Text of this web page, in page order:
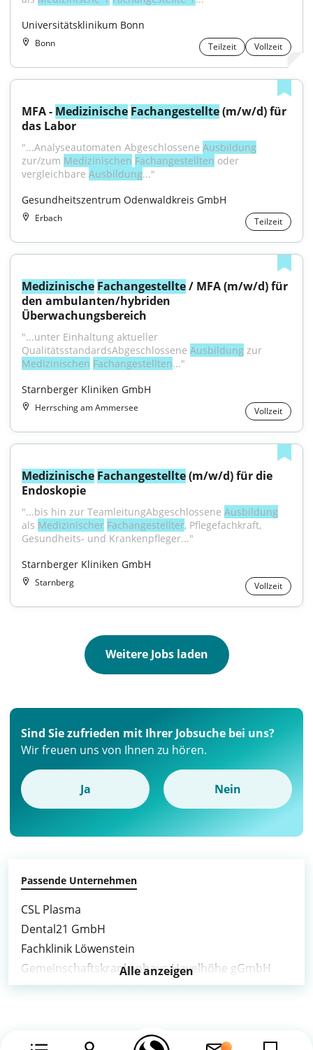
Universitätsklinikum Bonn
Bonn Teilzeit Vollzeit
MFA - Medizinische Fachangestellte (m/w/d) für
das Labor
"...Analyseautomaten Abgeschlossene Ausbildung
zur/zum Medizinischen Fachangestellten oder
vergleichbare Ausbildung..."
Gesundheitszentrum Odenwaldkreis GmbH
Erbach Teilzeit
Medizinische Fachangestellte / MFA (m/w/d) für
den ambulanten/hybriden
Überwachungsbereich
"...unter Einhaltung aktueller
QualitätsstandardsAbgeschlossene Ausbildung
Medizinischen Fachangestellten..."
Starnberger Kliniken GmbH
Herrsching am Ammersee Vollzeit
Medizinische Fachangestellte (m/w/d) für die
Endoskopie
"...bis hin zur TeamleitungAbgeschlossene Ausbildung
als Medizinischer Fachangestellter, Pflegefachkraft,
Gesundheits- und Krankenpfleger..."
Starnberger Kliniken GmbH
Starnberg Vollzeit
Weitere Jobs laden
Sind Sie zufrieden mit Ihrer Jobsuche bei uns?
Wir freuen uns von Ihnen zu hören.
Ja Nein
Passende Unternehmen
CSL Plasma
Dental21 GmbH
Fachklinik Löwenstein
Gemeinschaftskrankenhaus Havelhöhe gGmbH
Gesundheit & soziale Dienste Karriere
Klinik Bavaria GmbH & Co. KG
Alle anzeigen